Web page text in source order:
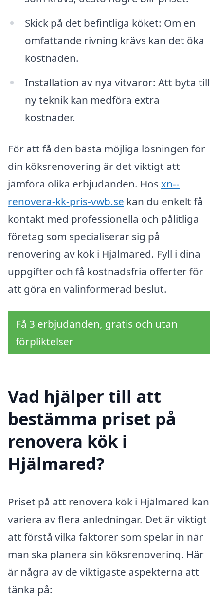
Skick på det befintliga köket: Om en
omfattande rivning krävs kan det öka
kostnaden.
Installation av nya vitvaror: Att byta till
ny teknik kan medföra extra
kostnader.
För att få den bästa möjliga lösningen för
din köksrenovering är det viktigt att
jämföra olika erbjudanden. Hos xn--
renovera-kk-pris-vwb.se kan du enkelt få
kontakt med professionella och pålitliga
företag som specialiserar sig på
renovering av kök i Hjälmared. Fyll i dina
uppgifter och få kostnadsfria offerter för
att göra en välinformerad beslut.
Få 3 erbjudanden, gratis och utan
förpliktelser
Vad hjälper till att
bestämma priset på
renovera kök i
Hjälmared?
Priset på att renovera kök i Hjälmared kan
variera av flera anledningar. Det är viktigt
att förstå vilka faktorer som spelar in när
man ska planera sin köksrenovering. Här
är några av de viktigaste aspekterna att
tänka på: